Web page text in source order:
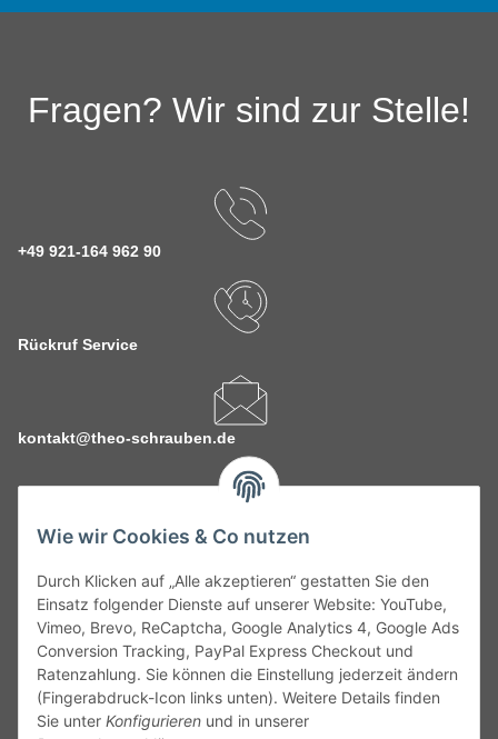
Wie wir Cookies & Co nutzen
Durch Klicken auf „Alle akzeptieren“ gestatten Sie den
Einsatz folgender Dienste auf unserer Website: YouTube,
Vimeo, Brevo, ReCaptcha, Google Analytics 4, Google Ads
Conversion Tracking, PayPal Express Checkout und
Ratenzahlung. Sie können die Einstellung jederzeit ändern
(Fingerabdruck-Icon links unten). Weitere Details finden
Sie unter Konfigurieren und in unserer
Fragen? Wir sind zur Stelle!
+49 921-164 962 90
Rückruf Service
kontakt@theo-schrauben.de
Service
Gesetzliche Informationen
Alle technischen Angaben ohne Gewähr. Irrtümer und fehlerhafte